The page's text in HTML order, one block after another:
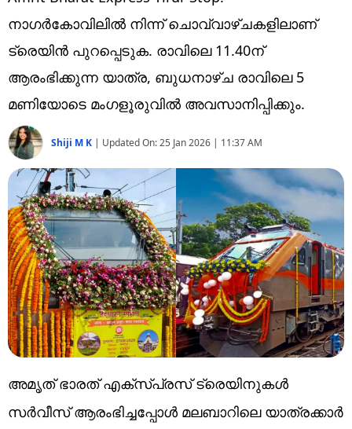
Lifestyle
world
Technology
Religion
Web Story
Photo
Short Videos
നാഗര്‍കോവിലില്‍ നിന്ന് ചൊവ്വാഴ്ചകളിലാണ്
ട്രെയിന്‍ പുറപ്പെടുക. രാവിലെ 11.40ന്
ആരംഭിക്കുന്ന യാത്ര, ബുധനാഴ്ച രാവിലെ 5
മണിയോടെ മംഗളൂരുവില്‍ അവസാനിപ്പിക്കും.
Shiji M K | Updated On:25 Jan 2026 | 11:37 AM
അമൃത് ഭാരത് എക്‌സ്പ്രസ് ട്രെയിനുകള്‍
സര്‍വീസ് ആരംഭിച്ചപ്പോള്‍ മലബാറിലെ യാത്രക്കാര്‍